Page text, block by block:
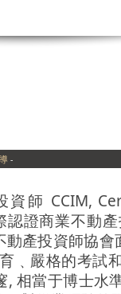
-
師 CCIM,
證商業不動
產投資師協
﹑嚴格的考試
相當于博士水